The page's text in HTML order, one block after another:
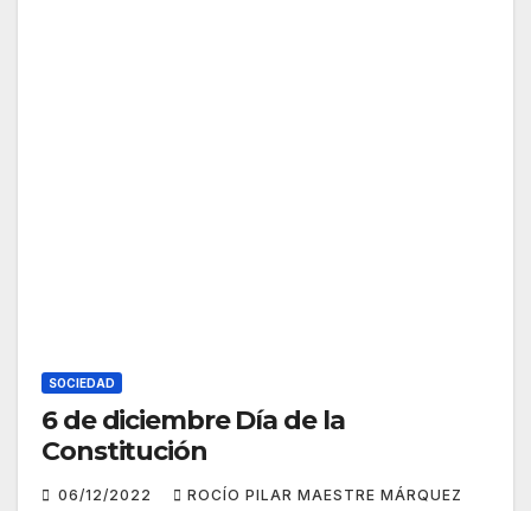
SOCIEDAD
6 de diciembre Día de la
Constitución
06/12/2022 ROCÍO PILAR MAESTRE MÁRQUEZ